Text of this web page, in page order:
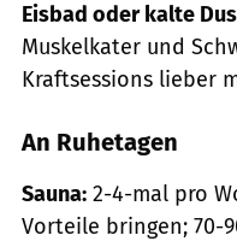
Eisbad oder kalte
Muskelkater und
Kraftsessions lieber
An Ruhetagen
Sauna: 2-4-mal pro
Vorteile bringen; 70-